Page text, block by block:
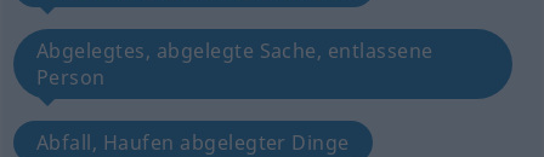
Abgelegtes, abgelegte Sache, entlassene
Person
Abfall, Haufen abgelegter Dinge